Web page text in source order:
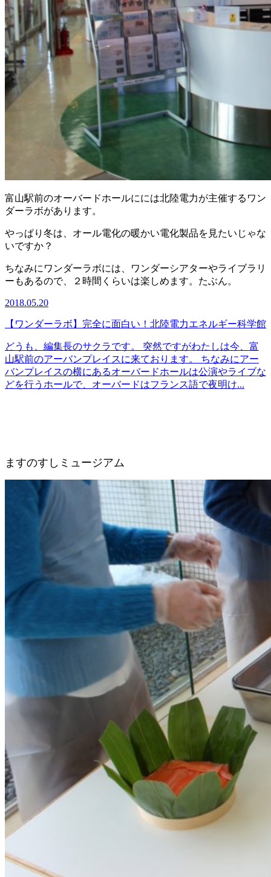
富山駅前のオーバードホールにには北陸電力が主催するワン
ダーラボがあります。
やっぱり冬は、オール電化の暖かい電化製品を見たいじゃな
いですか？
ちなみにワンダーラボには、ワンダーシアターやライブラリ
ーもあるので、２時間くらいは楽しめます。たぶん。
2018.05.20
【ワンダーラボ】完全に面白い！北陸電力エネルギー科学館
どうも、編集長のサクラです。 突然ですがわたしは今、富
山駅前のアーバンプレイスに来ております。 ちなみにアー
バンプレイスの横にあるオーバードホールは公演やライブな
どを行うホールで、オーバードはフランス語で夜明け...
ますのすしミュージアム